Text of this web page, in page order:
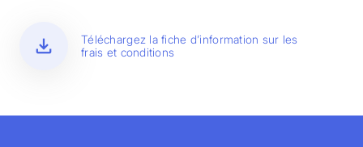
download
Téléchargez la fiche d’information sur les
frais et conditions